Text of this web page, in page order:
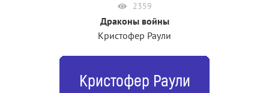
2359
Драконы войны
Кристофер Раули
Кристофер Раули